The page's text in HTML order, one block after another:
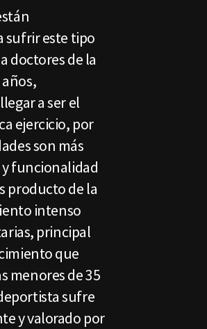
sufrir este tipo
doctores de la
a ser el
ejercicio, por
son más
funcionalidad
producto de la
intenso
principal
que
menores de 35
sufre
y valorado por